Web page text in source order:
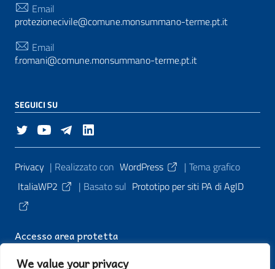
We value your privacy
Email
protezionecivile@comune.monsummano-terme.pt.it
Email
f.romani@comune.monsummano-terme.pt.it
SEGUICI SU
Sezione Link Utili
Privacy | Realizzato con WordPress | Tema grafico
ItaliaWP2
| Basato sul Prototipo per siti PA di AgID
Accesso area protetta